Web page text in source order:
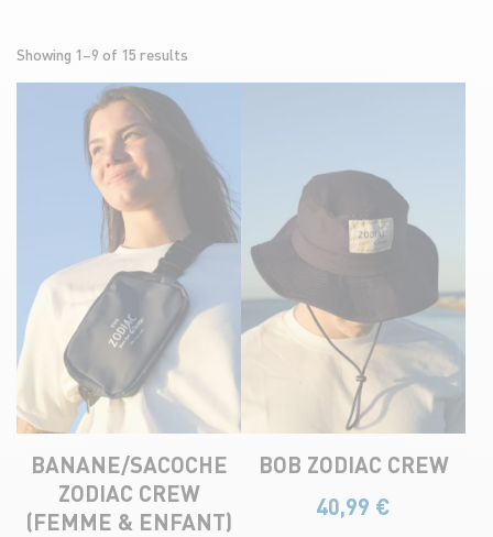
Showing 1–9 of 15 results
BANANE/SACOCHE
ZODIAC CREW
(FEMME & ENFANT)​
BOB ZODIAC CREW​
40,99 €